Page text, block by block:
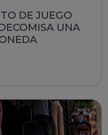
DE JUEGO
UNA